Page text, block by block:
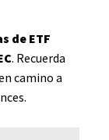
de ETF
. Recuerda
camino a